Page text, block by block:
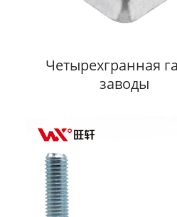
Четырехгранная
заводы